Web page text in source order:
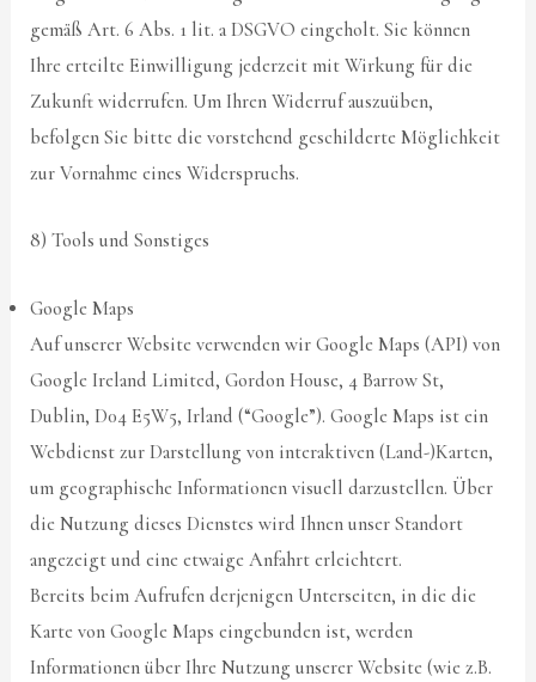
gemäß Art. 6 Abs. 1 lit. a DSGVO eingeholt. Sie können
Ihre erteilte Einwilligung jederzeit mit Wirkung für die
Zukunft widerrufen. Um Ihren Widerruf auszuüben,
befolgen Sie bitte die vorstehend geschilderte Möglichkeit
zur Vornahme eines Widerspruchs.
8) Tools und Sonstiges
Google Maps
Auf unserer Website verwenden wir Google Maps (API) von
Google Ireland Limited, Gordon House, 4 Barrow St,
Dublin, D04 E5W5, Irland (“Google”). Google Maps ist ein
Webdienst zur Darstellung von interaktiven (Land-)Karten,
um geographische Informationen visuell darzustellen. Über
die Nutzung dieses Dienstes wird Ihnen unser Standort
angezeigt und eine etwaige Anfahrt erleichtert.
Bereits beim Aufrufen derjenigen Unterseiten, in die die
Karte von Google Maps eingebunden ist, werden
Informationen über Ihre Nutzung unserer Website (wie z.B.